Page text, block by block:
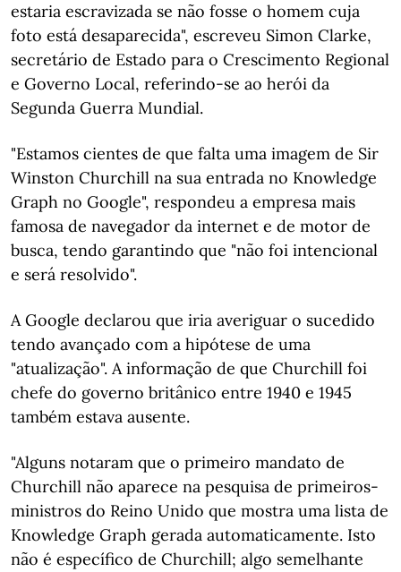
estaria escravizada se não fosse o homem cuja
foto está desaparecida", escreveu Simon Clarke,
secretário de Estado para o Crescimento Regional
e Governo Local, referindo-se ao herói da
Segunda Guerra Mundial.
"Estamos cientes de que falta uma imagem de Sir
Winston Churchill na sua entrada no Knowledge
Graph no Google", respondeu a empresa mais
famosa de navegador da internet e de motor de
busca, tendo garantindo que "não foi intencional
e será resolvido".
A Google declarou que iria averiguar o sucedido
tendo avançado com a hipótese de uma
"atualização". A informação de que Churchill foi
chefe do governo britânico entre 1940 e 1945
também estava ausente.
"Alguns notaram que o primeiro mandato de
Churchill não aparece na pesquisa de primeiros-
ministros do Reino Unido que mostra uma lista de
Knowledge Graph gerada automaticamente. Isto
não é específico de Churchill; algo semelhante